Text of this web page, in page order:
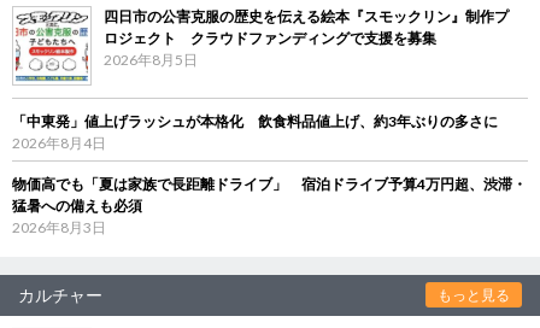
四日市の公害克服の歴史を伝える絵本『スモックリン』制作プ
ロジェクト クラウドファンディングで支援を募集
2026年8月5日
「中東発」値上げラッシュが本格化 飲食料品値上げ、約3年ぶりの多さに
2026年8月4日
物価高でも「夏は家族で長距離ドライブ」 宿泊ドライブ予算4万円超、渋滞・
猛暑への備えも必須
2026年8月3日
カルチャー もっと見る